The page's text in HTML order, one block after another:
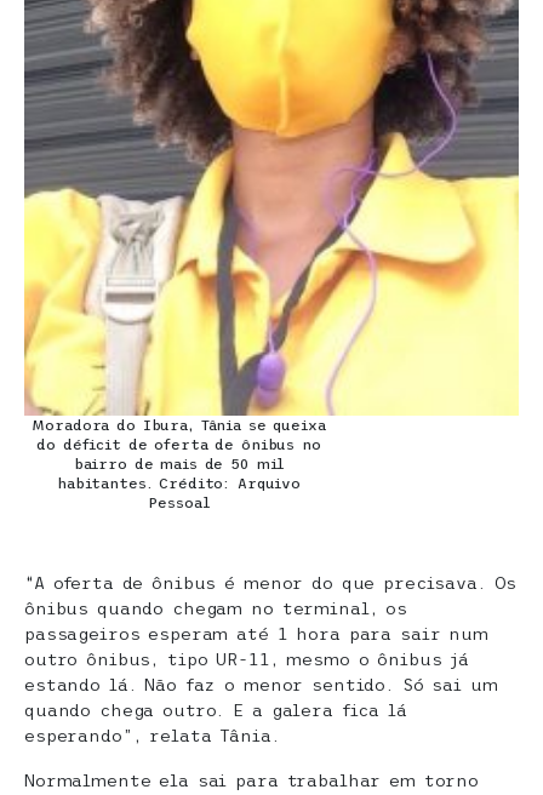
Moradora do Ibura, Tânia se queixa
do déficit de oferta de ônibus no
bairro de mais de 50 mil
habitantes. Crédito: Arquivo
Pessoal
“A oferta de ônibus é menor do que precisava. Os
ônibus quando chegam no terminal, os
passageiros esperam até 1 hora para sair num
outro ônibus, tipo UR-11, mesmo o ônibus já
estando lá. Não faz o menor sentido. Só sai um
quando chega outro. E a galera fica lá
esperando”, relata Tânia.
Normalmente ela sai para trabalhar em torno